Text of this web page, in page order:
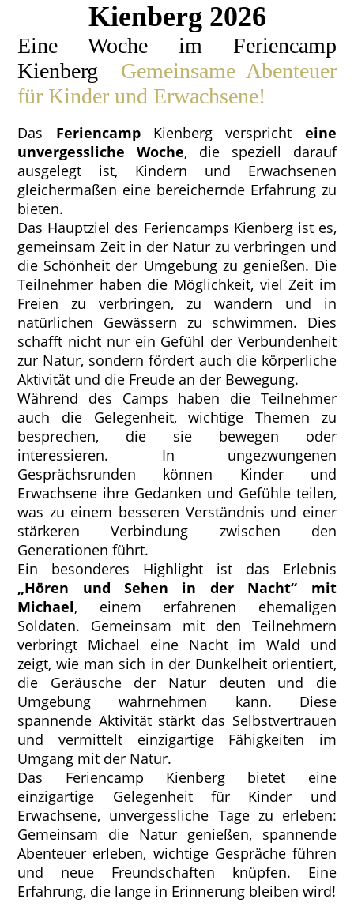
Kienberg 2026
Eine Woche im Feriencamp
Kienberg Gemeinsame Abenteuer
für Kinder und Erwachsene!
Das FeriencampKienberg verspricht eine
unvergessliche Woche, die speziell darauf
ausgelegt ist, Kindern und Erwachsenen
gleichermaßen eine bereichernde Erfahrung zu
bieten.
Das Hauptziel des Feriencamps Kienberg ist es,
gemeinsam Zeit in der Natur zu verbringen und
die Schönheit der Umgebung zu genießen. Die
Teilnehmer haben die Möglichkeit, viel Zeit im
Freien zu verbringen, zu wandern und in
natürlichen Gewässern zu schwimmen. Dies
schafft nicht nur ein Gefühl der Verbundenheit
zur Natur, sondern fördert auch die körperliche
Aktivität und die Freude an der Bewegung.
Während des Camps haben die Teilnehmer
auch die Gelegenheit, wichtige Themen zu
besprechen, die sie bewegen oder
interessieren. In ungezwungenen
Gesprächsrunden können Kinder und
Erwachsene ihre Gedanken und Gefühle teilen,
was zu einem besseren Verständnis und einer
stärkeren Verbindung zwischen den
Generationen führt.
Ein besonderes Highlight ist das Erlebnis
„Hören und Sehen in der Nacht“
mit
Michael, einem erfahrenen ehemaligen
Soldaten. Gemeinsam mit den Teilnehmern
verbringt Michael eine Nacht im Wald und
zeigt, wie man sich in der Dunkelheit orientiert,
die Geräusche der Natur deuten und die
Umgebung wahrnehmen kann. Diese
spannende Aktivität stärkt das Selbstvertrauen
und vermittelt einzigartige Fähigkeiten im
Umgang mit der Natur.
Das Feriencamp Kienberg bietet eine
einzigartige Gelegenheit für Kinder und
Erwachsene, unvergessliche Tage zu erleben:
Gemeinsam die Natur genießen, spannende
Abenteuer erleben, wichtige Gespräche führen
und neue Freundschaften knüpfen. Eine
Erfahrung, die lange in Erinnerung bleiben wird!